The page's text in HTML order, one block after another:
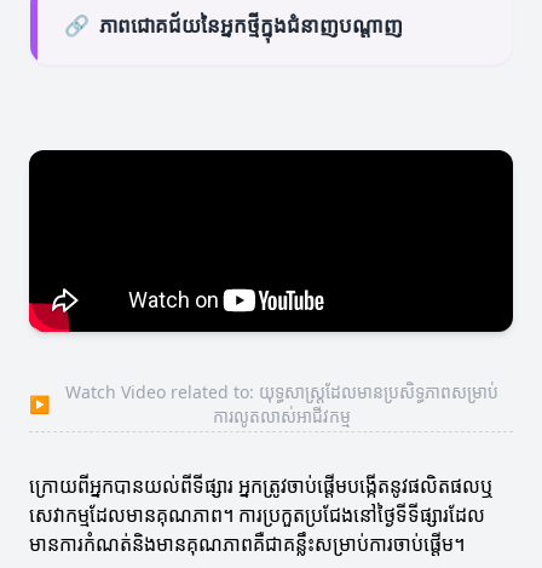
🔗 ភាពជោគជ័យនៃអ្នកថ្មីក្នុងជំនាញបណ្ដាញ
▶
Watch Video related to: យុទ្ធសាស្ត្រដែលមានប្រសិទ្ធភាពសម្រាប់
ការលូតលាស់អាជីវកម្ម
ក្រោយពីអ្នកបានយល់ពីទីផ្សារ អ្នកត្រូវចាប់ផ្តើមបង្កើតនូវផលិតផលឬ
សេវាកម្មដែលមានគុណភាព។ ការប្រកួតប្រជែងនៅថ្ងៃទីទីផ្សារដែល
មានការកំណត់និងមានគុណភាពគឺជាគន្លឹះសម្រាប់ការចាប់ផ្តើម។